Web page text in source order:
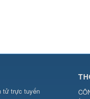
tử trực tuyến